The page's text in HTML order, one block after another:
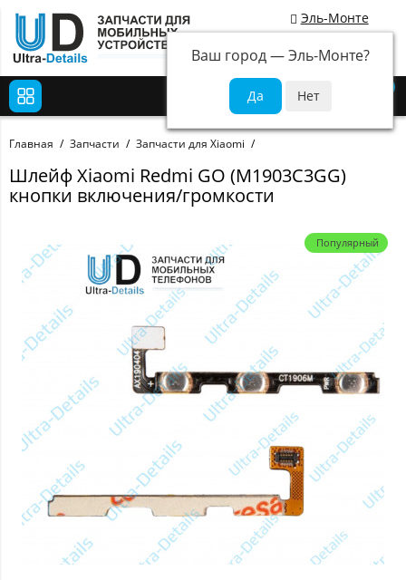
Эль-Монте
Ваш город —Эль-Монте?
Главная Запчасти Запчасти для Xiaomi
Шлейф Xiaomi Redmi GO (M1903C3GG)
кнопки включения/громкости
Популярный